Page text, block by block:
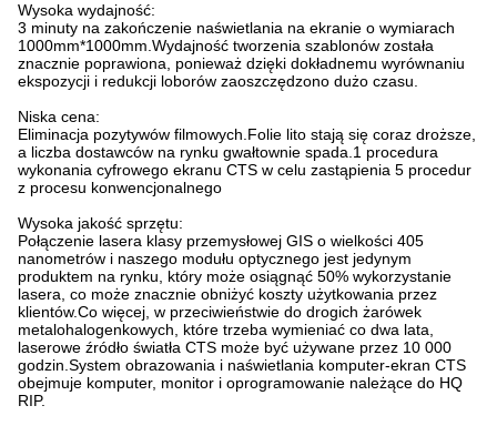
Wysoka wydajność:
3 minuty na zakończenie naświetlania na ekranie o wymiarach
1000mm*1000mm.Wydajność tworzenia szablonów została
znacznie poprawiona, ponieważ dzięki dokładnemu wyrównaniu
ekspozycji i redukcji loborów zaoszczędzono dużo czasu.
Niska cena:
Eliminacja pozytywów filmowych.Folie lito stają się coraz droższe,
a liczba dostawców na rynku gwałtownie spada.1 procedura
wykonania cyfrowego ekranu CTS w celu zastąpienia 5 procedur
z procesu konwencjonalnego
Wysoka jakość sprzętu:
Połączenie lasera klasy przemysłowej GIS o wielkości 405
nanometrów i naszego modułu optycznego jest jedynym
produktem na rynku, który może osiągnąć 50% wykorzystanie
lasera, co może znacznie obniżyć koszty użytkowania przez
klientów.Co więcej, w przeciwieństwie do drogich żarówek
metalohalogenkowych, które trzeba wymieniać co dwa lata,
laserowe źródło światła CTS może być używane przez 10 000
godzin.System obrazowania i naświetlania komputer-ekran CTS
obejmuje komputer, monitor i oprogramowanie należące do HQ
RIP.